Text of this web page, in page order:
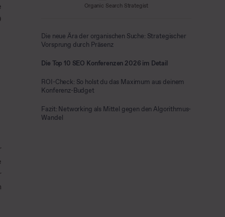
Organic Search Strategist
Die neue Ära der organischen Suche: Strategischer
Vorsprung durch Präsenz
Die Top 10 SEO Konferenzen 2026 im Detail
ROI-Check: So holst du das Maximum aus deinem
Konferenz-Budget
Fazit: Networking als Mittel gegen den Algorithmus-
Wandel